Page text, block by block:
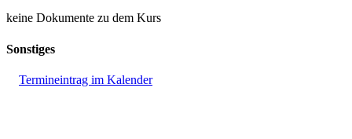
keine Dokumente zu dem Kurs
Sonstiges
Termineintrag im Kalender